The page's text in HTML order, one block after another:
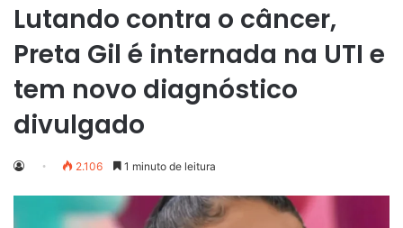
Lutando contra o câncer,
Preta Gil é internada na UTI e
tem novo diagnóstico
divulgado
2.106 1 minuto de leitura